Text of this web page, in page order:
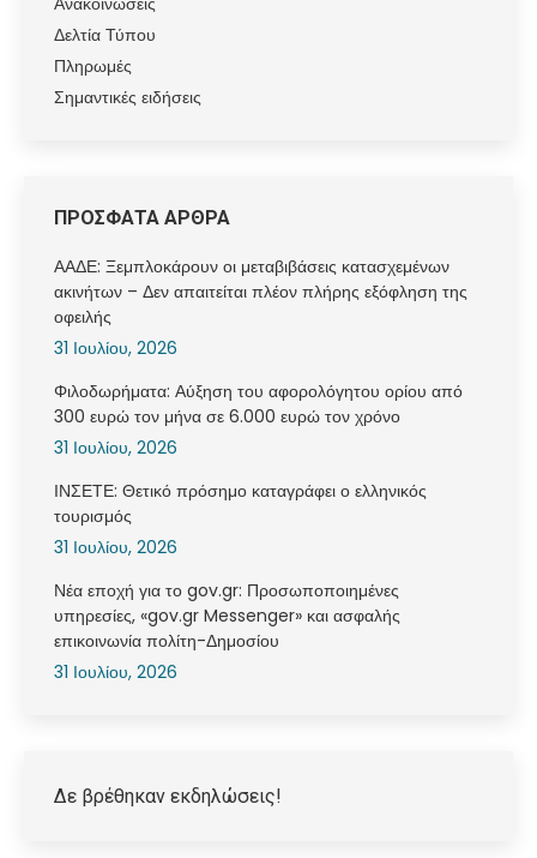
Δελτία Τύπου
Πληρωμές
Σημαντικές ειδήσεις
ΠΡΟΣΦΑΤΑ ΑΡΘΡΑ
ΑΑΔΕ: Ξεμπλοκάρουν οι μεταβιβάσεις κατασχεμένων
ακινήτων – Δεν απαιτείται πλέον πλήρης εξόφληση της
οφειλής
31 Ιουλίου, 2026
Φιλοδωρήματα: Αύξηση του αφορολόγητου ορίου από
300 ευρώ τον μήνα σε 6.000 ευρώ τον χρόνο
31 Ιουλίου, 2026
ΙΝΣΕΤΕ: Θετικό πρόσημο καταγράφει ο ελληνικός
τουρισμός
31 Ιουλίου, 2026
Νέα εποχή για το gov.gr: Προσωποποιημένες
υπηρεσίες, «gov.gr Messenger» και ασφαλής
επικοινωνία πολίτη-Δημοσίου
31 Ιουλίου, 2026
Δε βρέθηκαν εκδηλώσεις!